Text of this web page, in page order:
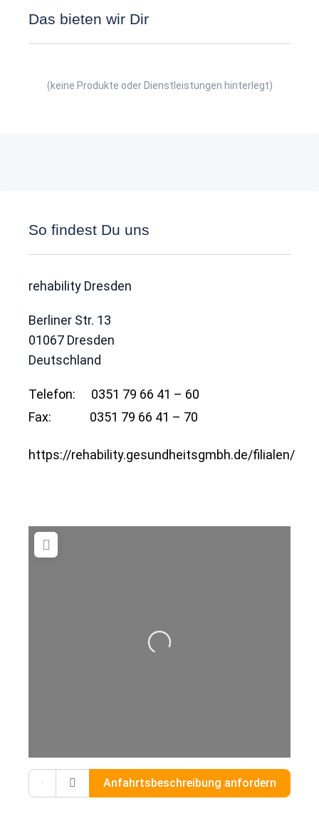
Das bieten wir Dir
(keine Produkte oder Dienstleistungen hinterlegt)
So findest Du uns
rehability Dresden
Berliner Str. 13
01067 Dresden
Deutschland
Telefon:
0351 79 66 41 – 60
Fax:
0351 79 66 41 – 70
https://rehability.gesundheitsgmbh.de/filialen/
Wird geladen …
Gib deinen Standort ein.
Anfahrtsbeschreibung anfordern